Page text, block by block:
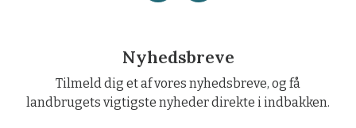
Nyhedsbreve
Tilmeld dig et af vores nyhedsbreve, og få
landbrugets vigtigste nyheder direkte i indbakken.